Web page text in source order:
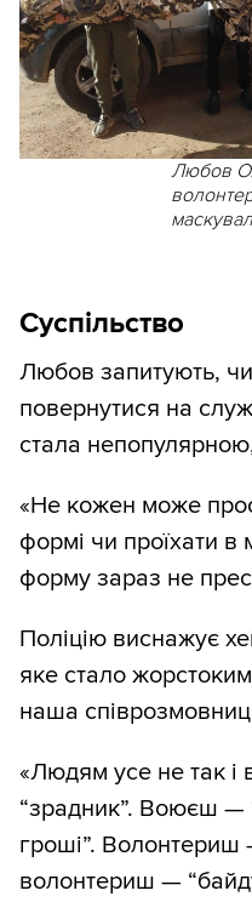
Любов
Суспільство
Любов запитують,
повернутися на
стала
«Не кожен може
формі чи проїхати в
форму зараз не
Поліцію виснажує
яке стало
наша
«Людям усе не так
“зрадник”. Воюєш —
гроші”.
волонтериш —